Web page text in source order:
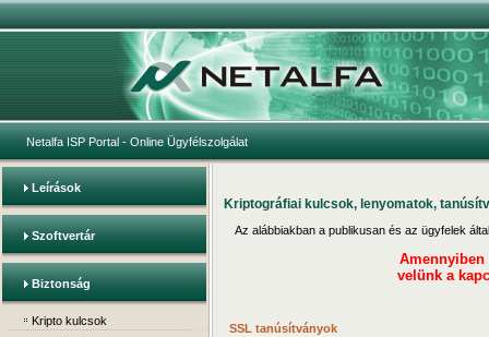
Netalfa ISP Portal - Online Ügyfélszolgálat
Leírások
Szoftvertár
Biztonság
Kripto kulcsok
Kriptográfiai kulcsok, lenyomatok,
Az alábbiakban a publikusan és az ügyfelek
Amennyiben
velünk a
SSL tanúsítványok